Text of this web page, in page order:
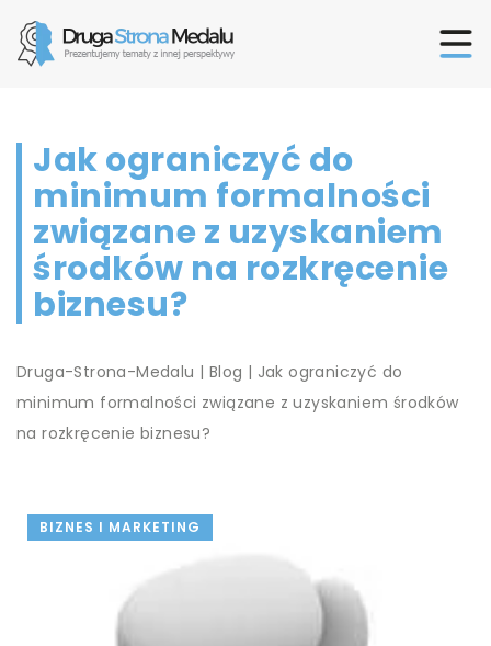
Jak ograniczyć do
minimum formalności
związane z uzyskaniem
środków na rozkręcenie
biznesu?
Druga-Strona-Medalu | Blog | Jak ograniczyć do
minimum formalności związane z uzyskaniem środków
na rozkręcenie biznesu?
BIZNES I MARKETING